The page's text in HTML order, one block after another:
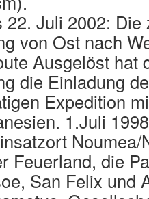
22. Juli 2002: Die
von Ost nach
Ausgelöst hat
die Einladung
Expedition
1.Juli
Noumea/
Feuerland, die
San Felix und